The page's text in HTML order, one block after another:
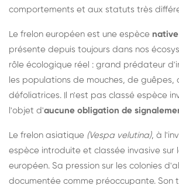
comportements et aux statuts très
Le frelon européen est une espèce
présente depuis toujours dans nos
rôle écologique réel : grand prédateur
les populations de mouches, de guêpes,
défoliatrices. Il n'est pas classé espèce
l'objet d'aucune obligation de
Le frelon asiatique (Vespa velutina), à
espèce introduite et classée invasive sur
européen. Sa pression sur les colonies
documentée comme préoccupante. Son